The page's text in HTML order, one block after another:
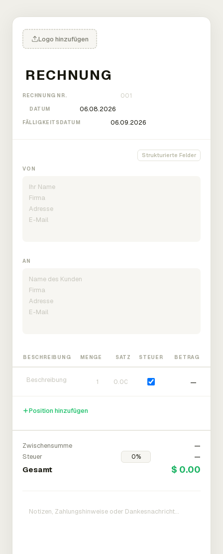
Logo hinzufügen
RECHNUNG NR.
DATUM
FÄLLIGKEITSDATUM
Strukturierte Felder
VON
AN
BESCHREIBUNG MENGE SATZ STEUER BETRAG
—
Position hinzufügen
Zwischensumme
—
Steuer
—
Gesamt $ 0.00